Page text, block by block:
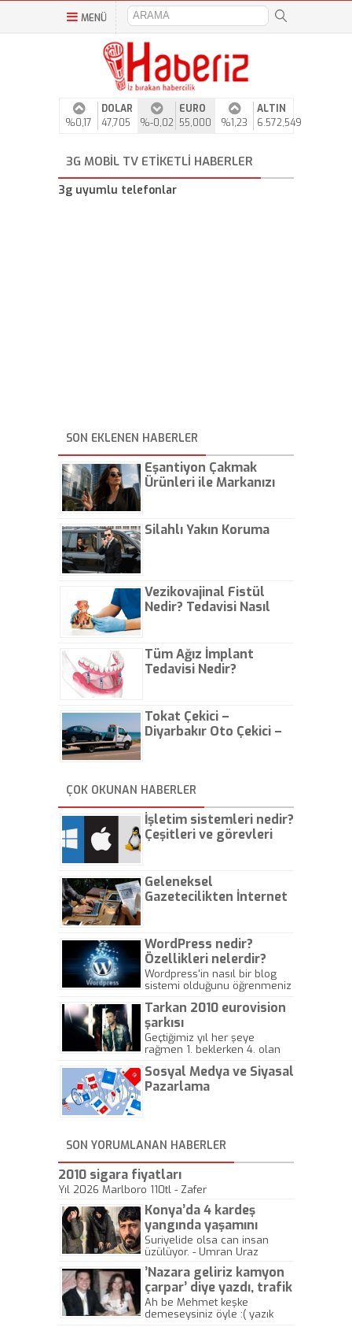
MENÜ
%0,17
DOLAR
47,705
%-0,02
EURO
55,000
%1,23
ALTIN
6.572,549
3G MOBIL TV ETIKETLI HABERLER
3g uyumlu telefonlar
SON EKLENEN HABERLER
Eşantiyon Çakmak
Ürünleri ile Markanızı
Silahlı Yakın Koruma
Vezikovajinal Fistül
Nedir? Tedavisi Nasıl
Tüm Ağız İmplant
Tedavisi Nedir?
Tokat Çekici –
Diyarbakır Oto Çekici –
ÇOK OKUNAN HABERLER
İşletim sistemleri nedir?
Çeşitleri ve görevleri
Geleneksel
Gazetecilikten İnternet
WordPress nedir?
Özellikleri nelerdir?
Wordpress'in nasıl bir blog
sistemi olduğunu öğrenmeniz
Tarkan 2010 eurovision
şarkısı
Geçtiğimiz yıl her şeye
rağmen 1. beklerken 4. olan
gösterisinin bu yarışmada
önemli olmadığını anlamıştır.
Sosyal Medya ve Siyasal
Pazarlama
SON YORUMLANAN HABERLER
2010 sigara fiyatları
Yıl 2026 Marlboro 110tl - Zafer
Konya’da 4 kardeş
yangında yaşamını
yitirdi
Suriyelide olsa can insan
üzülüyor. - Umran Uraz
’Nazara geliriz kamyon
çarpar’ diye yazdı, trafik
kazasında öldü!
Ah be Mehmet keşke
demeseysiniz öyle :( yazık